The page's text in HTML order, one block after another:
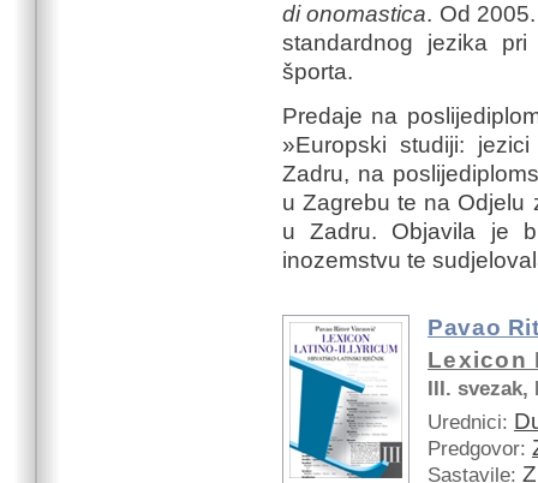
di onomastica. Od
standardnog jezika
športa.
Predaje na
»Europski studiji:
Zadru, na
u Zagrebu te na Odjelu
u Zadru. Objavila je
inozemstvu te
Pavao
Lexicon
III.
Urednici:
Predgovor:
Sastavile: